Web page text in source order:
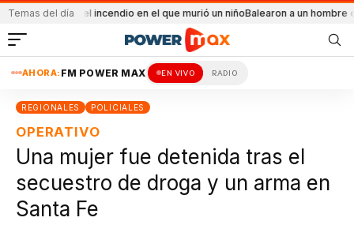
Temas del día
el incendio en el que murió un niñoBalearon a un hombre en un
AHORA: FM POWER MAX EN VIVO RADIO
REGIONALES POLICIALES
OPERATIVO
Una mujer fue detenida tras el
secuestro de droga y un arma en
Santa Fe